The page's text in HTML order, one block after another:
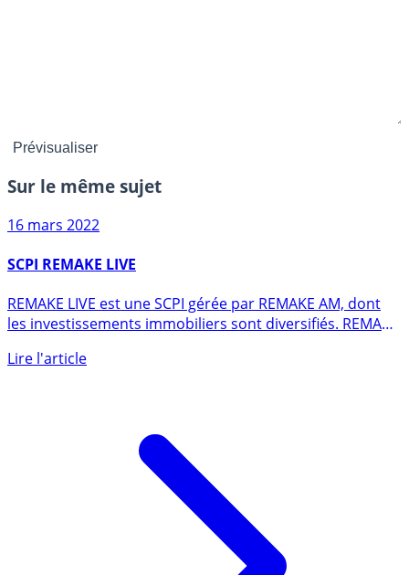
Sur le même sujet
16 mars 2022
SCPI REMAKE LIVE
les investissements immobiliers sont diversifiés. REMAKE